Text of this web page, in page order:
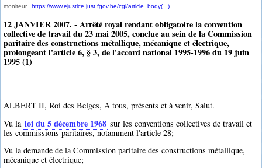
moniteur https://www.ejustice.just.fgov.be/cgi/article_body(...)
12 JANVIER 2007. - Arrêté royal rendant obligatoire la convention
collective de travail du 23 mai 2005, conclue au sein de la Commission
paritaire des constructions métallique, mécanique et électrique,
prolongeant l'article 6, § 3, de l'accord national 1995-1996 du 19 juin
1995 (1)
ALBERT II, Roi des Belges, A tous, présents et à venir, Salut.
Vu la loi du 5 décembre 1968 sur les conventions collectives de travail et
les commissions paritaires, notamment l'article 28;
Vu la demande de la Commission paritaire des constructions métallique,
mécanique et électrique;